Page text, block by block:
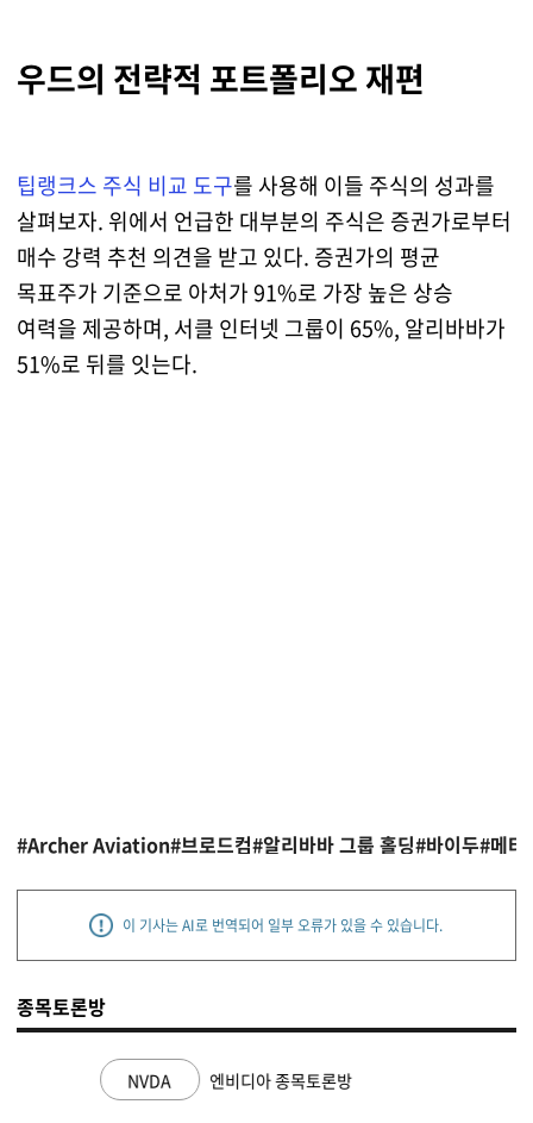
우드의 전략적 포트폴리오 재편
팁랭크스 주식 비교 도구를 사용해 이들 주식의 성과를
살펴보자. 위에서 언급한 대부분의 주식은 증권가로부터
매수 강력 추천 의견을 받고 있다. 증권가의 평균
목표주가 기준으로 아처가 91%로 가장 높은 상승
여력을 제공하며, 서클 인터넷 그룹이 65%, 알리바바가
51%로 뒤를 잇는다.
#Archer Aviation#브로드컴#알리바바 그룹 홀딩#바이두#메타
이 기사는 AI로 번역되어 일부 오류가 있을 수 있습니다.
종목토론방
엔비디아 종목토론방